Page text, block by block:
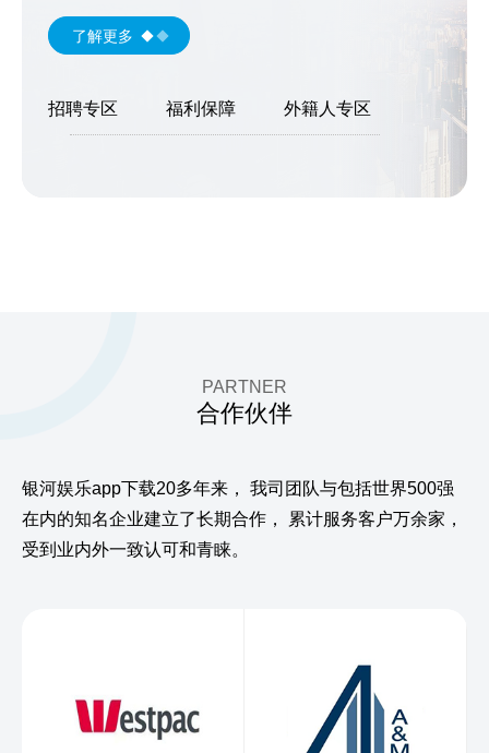
了解更多
招聘专区 福利保障 外籍人专区
PARTNER
合作伙伴
银河娱乐app下载20多年来，
我司团队与包括世界500强
在内的知名企业建立了长期合作，
累计服务客户万余家，
受到业内外一致认可和青睐。